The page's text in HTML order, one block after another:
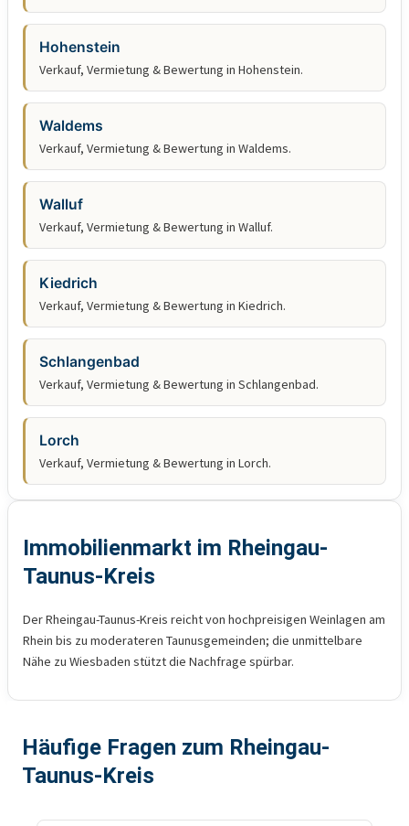
Hohenstein
Verkauf, Vermietung & Bewertung in Hohenstein.
Waldems
Verkauf, Vermietung & Bewertung in Waldems.
Walluf
Verkauf, Vermietung & Bewertung in Walluf.
Kiedrich
Verkauf, Vermietung & Bewertung in Kiedrich.
Schlangenbad
Verkauf, Vermietung & Bewertung in Schlangenbad.
Lorch
Verkauf, Vermietung & Bewertung in Lorch.
Immobilienmarkt im Rheingau-
Taunus-Kreis
Der Rheingau-Taunus-Kreis reicht von hochpreisigen Weinlagen am
Rhein bis zu moderateren Taunusgemeinden; die unmittelbare
Nähe zu Wiesbaden stützt die Nachfrage spürbar.
Häufige Fragen zum Rheingau-
Taunus-Kreis